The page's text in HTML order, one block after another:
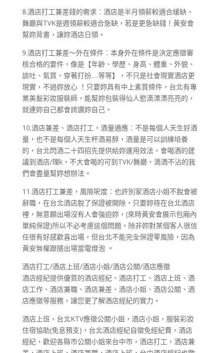
8.酒店打工兼差錢的需求︰酒店是半月領薪較適合緩缺，
舞廳與TVK是週領薪較適合急缺，若是更急缺錢！黃安會
幫妳背書，讓妳酒店日領。
9.酒店打工兼差～外在條件︰本身外在條件是決定應徵審
核合格的要件，像是【年齡、學歷、身高、體重、外貌、
談吐、氣質、穿著打扮….等等】，不只是社會現實酒店更
現實，不過妳放心 ！只要妳具有中上素質條件，台北有專
業美髮彩妝服裝師，能幫妳包裝得仙人慾滴漂漂亮亮的，
就連妳自己都會誇讚妳自己。
10.酒店兼差、酒店打工，酒量適應︰不是每個人天生好酒
量，也不是每個人天生杯酒易醉，酒量是可以訓練培養
的，台北閃酒二十四招先提供給妳運用效法，會喝酒的建
議到酒店/理k，不大會喝的可到TVK/舞廳，滴酒不沾的我
們會盡量幫妳想辦法。
11.酒店打工兼差，風險呎度︰也許別家酒店小姐不脫會被
辭職，在台北酒店脫了保證被開除，只要妳待在台北酒店
裡，無意願出場沒有人會強迫妳，(來時黃安會展示包廂內
單純保證)所以不必考慮這個問題，除非妳對某個客人很信
任很有好感歡喜出場，但台北不能完全保證零風險，因為
黃安無權跟隨出場當電燈泡 。
酒店打工∕酒店上班∕酒店小姐∕酒店公關∕酒店應徵
酒店經紀提供優質的酒店經紀、酒店打工、酒店上班、酒
店工作、酒店兼職、酒店兼差、酒店小姐、酒店公關、酒
店應徵等服務，讓您更了解酒店經紀的實力。
酒店上班，台北KTV應徵公關小姐，酒店小姐，服裝彩妝
住宿協助(免息預支)，台北酒店經紀自徵免經紀費，酒店
經紀，歡迎各縣市公關小姐來台中市，酒店打工，酒店兼